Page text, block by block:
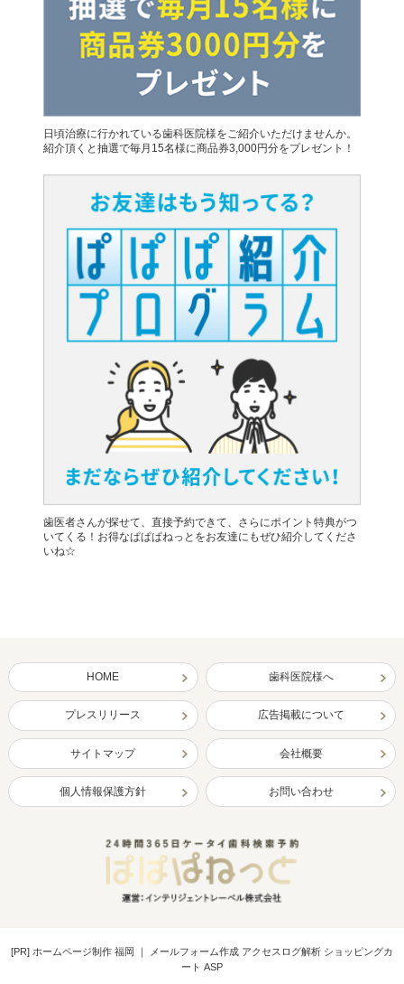
日頃治療に行かれている歯科医院様をご紹介いただけませんか。
紹介頂くと抽選で毎月15名様に商品券3,000円分をプレゼント！
歯医者さんが探せて、直接予約できて、さらにポイント特典がつ
いてくる！お得なぱぱぱねっとをお友達にもぜひ紹介してくださ
いね☆
HOME 歯科医院様へ
プレスリリース 広告掲載について
サイトマップ 会社概要
個人情報保護方針 お問い合わせ
[PR] ホームページ制作 福岡 ｜
メールフォーム作成 アクセスログ解析 ショッピングカ
ート ASP